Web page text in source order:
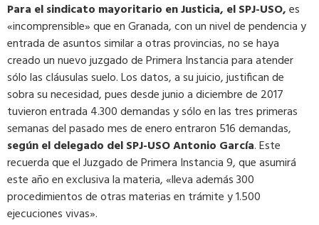
Para el sindicato mayoritario en Justicia, el SPJ-USO,es
«incomprensible» que en Granada, con un nivel de pendencia y
entrada de asuntos similar a otras provincias, no se haya
creado un nuevo juzgado de Primera Instancia para atender
sólo las cláusulas suelo. Los datos, a su juicio, justifican de
sobra su necesidad, pues desde junio a diciembre de 2017
tuvieron entrada 4.300 demandas y sólo en las tres primeras
semanas del pasado mes de enero entraron 516 demandas,
según el delegado del SPJ-USO Antonio García. Este
recuerda que el Juzgado de Primera Instancia 9, que asumirá
este año en exclusiva la materia, «lleva además 300
procedimientos de otras materias en trámite y 1.500
ejecuciones vivas».